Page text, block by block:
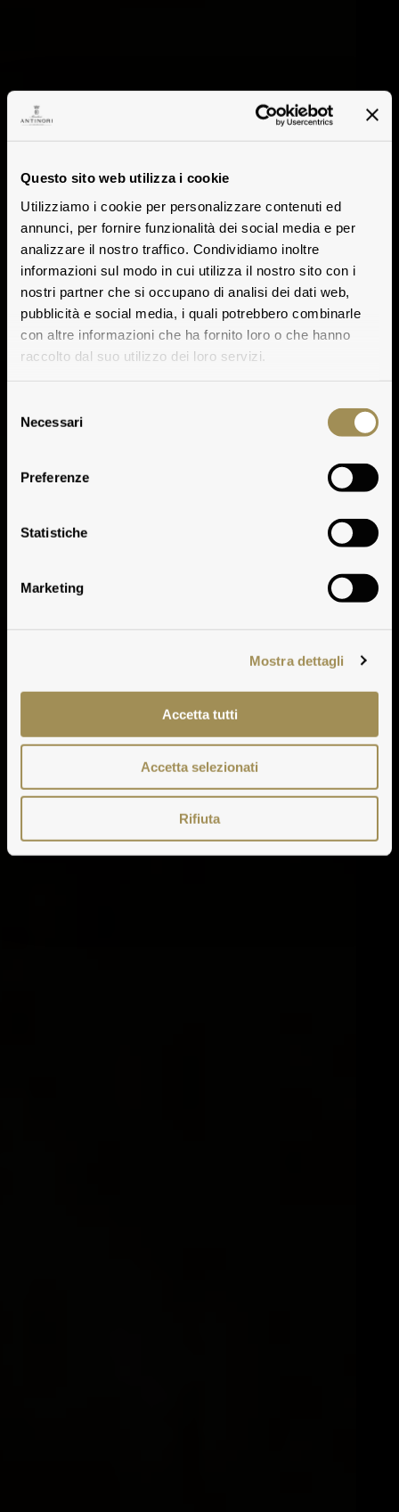
Questo sito web utilizza i cookie
Utilizziamo i cookie per personalizzare contenuti ed
annunci, per fornire funzionalità dei social media e per
analizzare il nostro traffico. Condividiamo inoltre
informazioni sul modo in cui utilizza il nostro sito con i
nostri partner che si occupano di analisi dei dati web,
pubblicità e social media, i quali potrebbero combinarle
con altre informazioni che ha fornito loro o che hanno
raccolto dal suo utilizzo dei loro servizi.
delNecessari
Preferenze
Statistiche
Marketing
Mostra dettagli
Accetta tutti
Accetta selezionati
Rifiuta